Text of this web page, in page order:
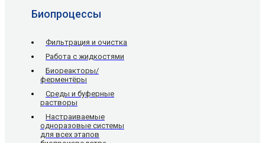
Биопроцессы
Фильтрация и очистка
Работа с жидкостями
Биореакторы/
ферментёры
Среды и буферные
растворы
Настраиваемые
одноразовые системы
для всех этапов